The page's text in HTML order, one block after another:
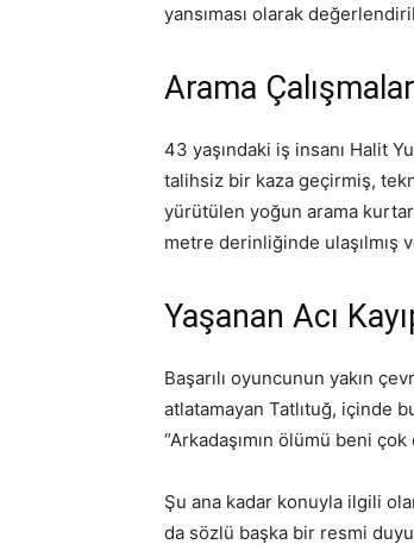
yansıması olarak
Arama
43 yaşındaki iş insanı Halit
talihsiz bir kaza geçirmiş,
yürütülen yoğun arama
metre derinliğinde ulaşılmış
Yaşanan Acı
Başarılı oyuncunun yakın
atlatamayan Tatlıtuğ, içinde
“Arkadaşımın ölümü beni
Şu ana kadar konuyla ilgili
da sözlü başka bir resmi